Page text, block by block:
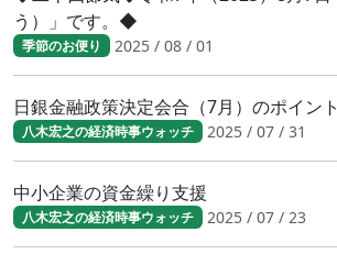
う）」です。◆
季節のお便り 2025 / 08 / 01
日銀金融政策決定会合（7月）のポイント
八木宏之の経済時事ウォッチ 2025 / 07 / 31
中小企業の資金繰り支援
八木宏之の経済時事ウォッチ 2025 / 07 / 23